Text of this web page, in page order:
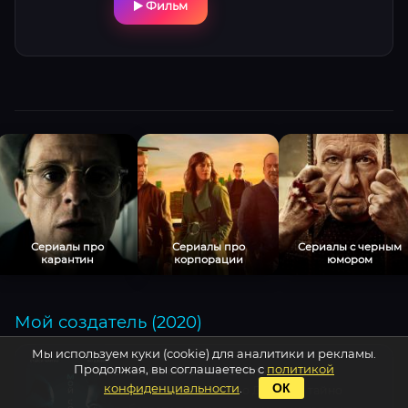
показана как осязаемый лабиринт. Сможет
его память?
Фильм
Сериалы про
карантин
Сериалы про
корпорации
Сериалы с черным
юмором
Мой создатель (2020)
В заснеженных лесах Японии гений-
одиночка Джордж (Тео Джеймс) тайно
Мы используем куки (cookie) для аналитики и рекламы.
Продолжая, вы соглашаетесь с политикой
конфиденциальности
ОК